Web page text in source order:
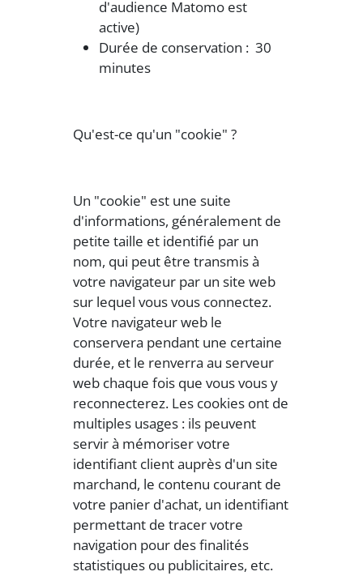
d'audience Matomo est
active)
Durée de conservation : 30
minutes
Qu'est-ce qu'un "cookie" ?
Un "cookie" est une suite
d'informations, généralement de
petite taille et identifié par un
nom, qui peut être transmis à
votre navigateur par un site web
sur lequel vous vous connectez.
Votre navigateur web le
conservera pendant une certaine
durée, et le renverra au serveur
web chaque fois que vous vous y
reconnecterez. Les cookies ont de
multiples usages : ils peuvent
servir à mémoriser votre
identifiant client auprès d'un site
marchand, le contenu courant de
votre panier d'achat, un identifiant
permettant de tracer votre
navigation pour des finalités
statistiques ou publicitaires, etc.